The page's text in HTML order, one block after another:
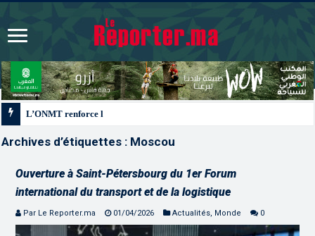
L’ONMT renforce l’attractivité des régions grâce à une connectivité
Archives d’étiquettes : Moscou
Ouverture à Saint-Pétersbourg du 1er Forum
international du transport et de la logistique
Par Le Reporter.ma 01/04/2026 Actualités, Monde 0